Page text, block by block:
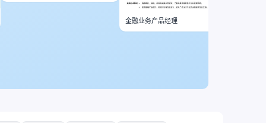
金融业务产品经理